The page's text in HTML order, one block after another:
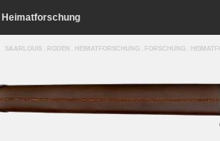
Heimatforschung
SAARLOUIS . RODEN . HEIMATFORSCHUNG . FORSCHUNG .